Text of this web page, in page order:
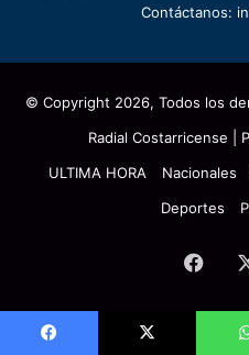
Contáctanos:
© Copyright 2026, Todos los
Radial Costarricense |
ULTIMA HORA
Nacionales
Deportes